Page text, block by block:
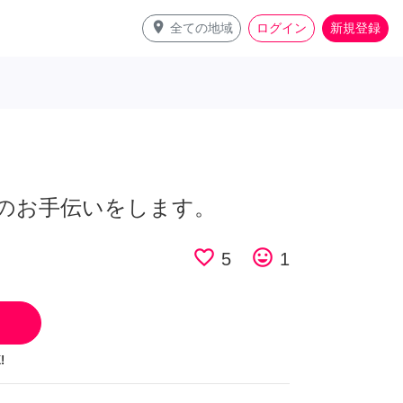
place 全ての地域 ログイン 新規登録
お手伝いをします。
favorite_border 5 tag_faces 1